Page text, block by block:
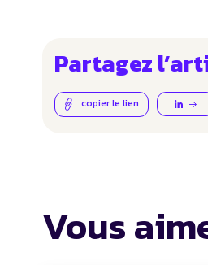
Partagez
copier le lien
Vous